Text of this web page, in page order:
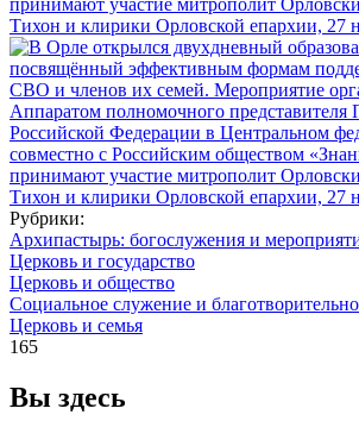
Рубрики:
Архипастырь: богослужения и
Церковь и государство
Церковь и общество
Социальное служение и
Церковь и семья
165
Вы здесь